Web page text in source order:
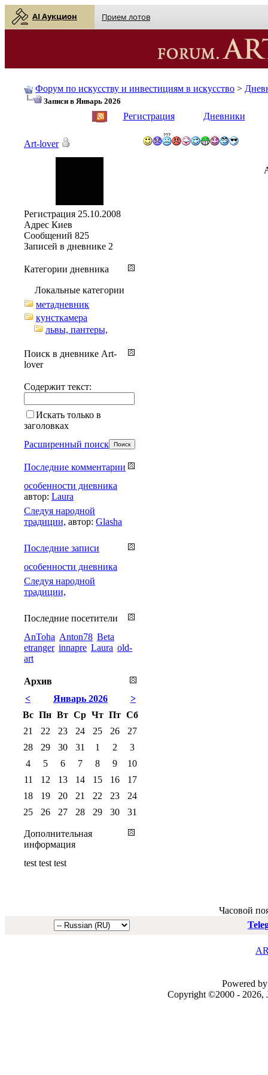
AI Аукцион Прием лотов
Форум по искусству и инвестициям в искусство >
Записи в Январь 2026
Регистрация Дневники
Art-lover
Регистрация 25.10.2008
Адрес Киев
Сообщений 825
Записей в дневнике 2
Категории дневника
Локальные категории
метадневник
кунсткамера
львы, пантеры,
Поиск в дневнике Art-
lover
Содержит текст:
Искать только в
заголовках
Расширенный поиск
Последние комментарии
особенности дневника
автор: Laura
Cледуя народной
традиции, автор: Glasha
Последние записи
особенности дневника
Cледуя народной
традиции,
Последние посетители
AnToha Anton78 Beta
etranger innapre Laura old-
art
Архив
<
>
Январь 2026
Вс Пн Вт Ср Чт Пт Сб
21
22 23 24 25 26
27
28
29 30 31 1 2
3
4
5 6 7 8 9
10
11
12 13 14 15 16
17
18
19 20 21 22 23
24
25
26 27 28 29 30 31
Дополнительная
информация
test test test
Часовой
Powered
Copyright ©2000 - 2026,